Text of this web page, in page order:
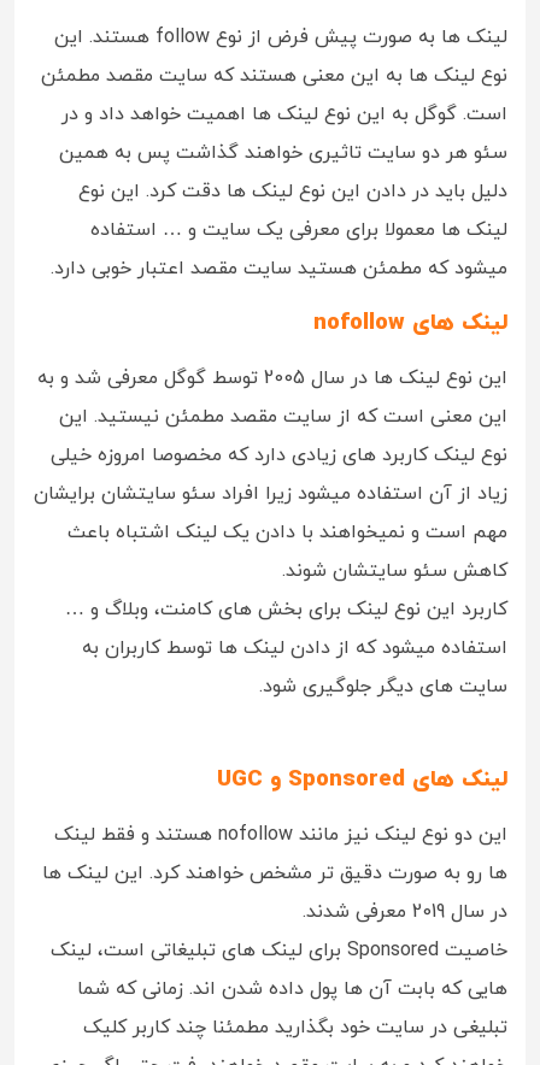
لینک ها به صورت پیش فرض از نوع follow هستند. این
نوع لینک ها به این معنی هستند که سایت مقصد مطمئن
است. گوگل به این نوع لینک ها اهمیت خواهد داد و در
سئو هر دو سایت تاثیری خواهند گذاشت پس به همین
دلیل باید در دادن این نوع لینک ها دقت کرد. این نوع
لینک ها معمولا برای معرفی یک سایت و … استفاده
میشود که مطمئن هستید سایت مقصد اعتبار خوبی دارد.
لینک های nofollow
این نوع لینک ها در سال 2005 توسط گوگل معرفی شد و به
این معنی است که از سایت مقصد مطمئن نیستید. این
نوع لینک کاربرد های زیادی دارد که مخصوصا امروزه خیلی
زیاد از آن استفاده میشود زیرا افراد سئو سایتشان برایشان
مهم است و نمیخواهند با دادن یک لینک اشتباه باعث
کاهش سئو سایتشان شوند.
کاربرد این نوع لینک برای بخش های کامنت، وبلاگ و …
استفاده میشود که از دادن لینک ها توسط کاربران به
سایت های دیگر جلوگیری شود.
لینک های Sponsored و UGC
این دو نوع لینک نیز مانند nofollow هستند و فقط لینک
ها رو به صورت دقیق تر مشخص خواهند کرد. این لینک ها
در سال 2019 معرفی شدند.
خاصیت Sponsored برای لینک های تبلیغاتی است، لینک
هایی که بابت آن ها پول داده شدن اند. زمانی که شما
تبلیغی در سایت خود بگذارید مطمئنا چند کاربر کلیک